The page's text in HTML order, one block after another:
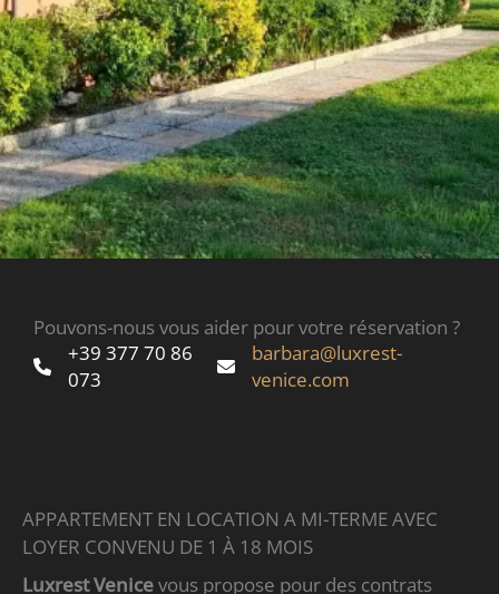
Pouvons-nous vous aider pour votre réservation ?
+39 377 70 86
073
barbara@luxrest-
venice.com
APPARTEMENT EN LOCATION A MI-TERME AVEC
LOYER CONVENU DE 1 À 18 MOIS
Luxrest Venicevous propose pour des contrats